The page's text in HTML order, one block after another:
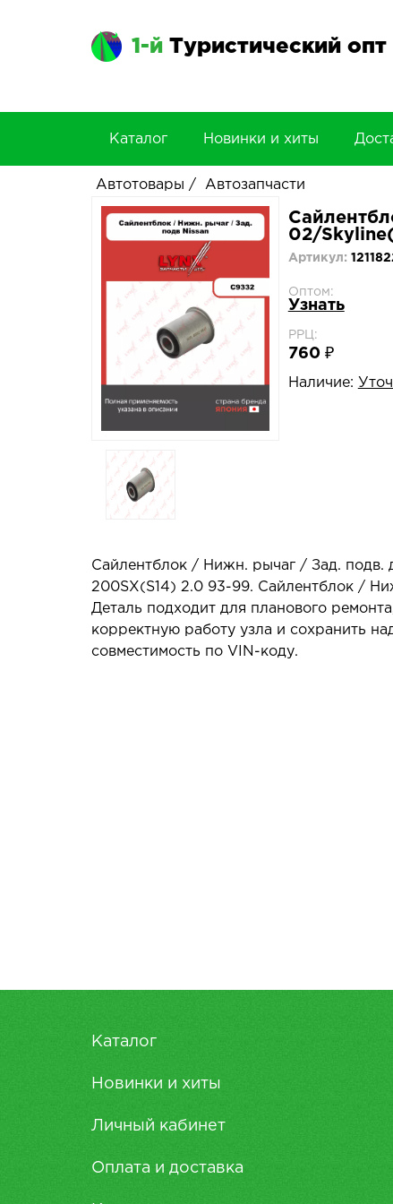
1-й Туристический опт
Каталог Новинки и хиты
Автотовары / Автозапчасти
02/
Артикул:
Оптом:
Узнать
РРЦ:
760 ₽
Наличие:
Сайлентблок / Нижн. рычаг / Зад. подв.
200SX(S14) 2.0 93-99. Сайлентблок /
Деталь подходит для планового
корректную работу узла и сохранить
совместимость по VIN-коду.
Каталог
Новинки и хиты
Личный кабинет
Оплата и доставка